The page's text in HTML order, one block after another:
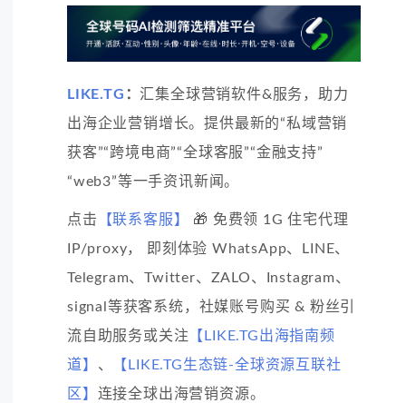
LIKE.TG ： 汇集全球营销软件&服务，助力
出海企业营销增长。提供最新的“私域营销
获客”“跨境电商”“全球客服”“金融支持”
“web3”等一手资讯新闻。
点击 【联系客服】
🎁 免费领 1G 住宅代理
IP/proxy， 即刻体验 WhatsApp、LINE、
Telegram、Twitter、ZALO、Instagram、
signal等获客系统，社媒账号购买 & 粉丝引
流自助服务或关注 【LIKE.TG出海指南频
道】 、
【LIKE.TG生态链-全球资源互联社
区】 连接全球出海营销资源。